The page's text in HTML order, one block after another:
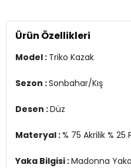
Kalıp Bilgisi :Oversize Fit
Manken Ölçüsü :Boy : 1.78 cm /
Üretim Yeri :Türkiye
Ürün Özellikleri
Model : Triko Kazak
Sezon :Sonbahar/Kış
Desen :Düz
Materyal :% 75 Akrilik % 25
Yaka Bilgisi :Madonna Yaka